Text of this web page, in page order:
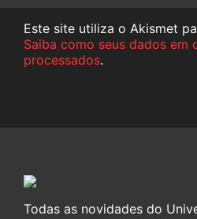
Este site utiliza o Akismet
Saiba como seus dados em
processados.
Todas as novidades do